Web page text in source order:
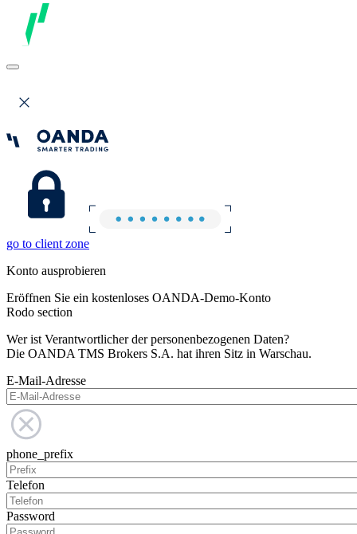
go to client zone
Konto ausprobieren
Eröffnen Sie ein kostenloses OANDA-Demo-Konto
Rodo section
Wer ist Verantwortlicher der personenbezogenen Daten?
Die OANDA TMS Brokers S.A. hat ihren Sitz in Warschau.
E-Mail-Adresse
phone_prefix
Telefon
Password